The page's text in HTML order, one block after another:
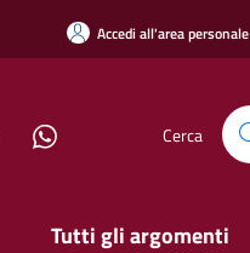
Accedi all'area personale
Cerca
Tutti gli argomenti